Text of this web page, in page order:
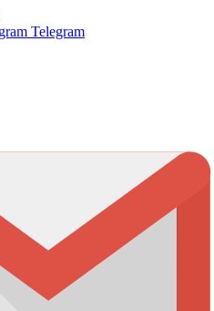
Telegram